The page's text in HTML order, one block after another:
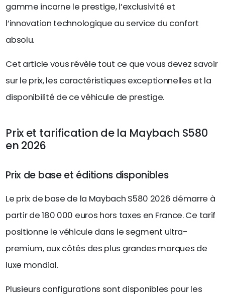
gamme incarne le prestige, l’exclusivité et
l’innovation technologique au service du confort
absolu.
Cet article vous révèle tout ce que vous devez savoir
sur le prix, les caractéristiques exceptionnelles et la
disponibilité de ce véhicule de prestige.
Prix et tarification de la Maybach S580
en 2026
Prix de base et éditions disponibles
Le prix de base de la Maybach S580 2026 démarre à
partir de 180 000 euros hors taxes en France. Ce tarif
positionne le véhicule dans le segment ultra-
premium, aux côtés des plus grandes marques de
luxe mondial.
Plusieurs configurations sont disponibles pour les